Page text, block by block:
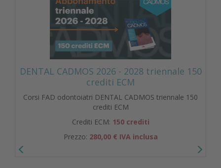
DENTAL CADMOS 2026 - 2028 triennale 150
crediti ECM
Corsi FAD odontoiatri DENTAL CADMOS triennale 150
crediti ECM
Crediti ECM: 150 crediti
Prezzo: 280,00 € IVA inclusa